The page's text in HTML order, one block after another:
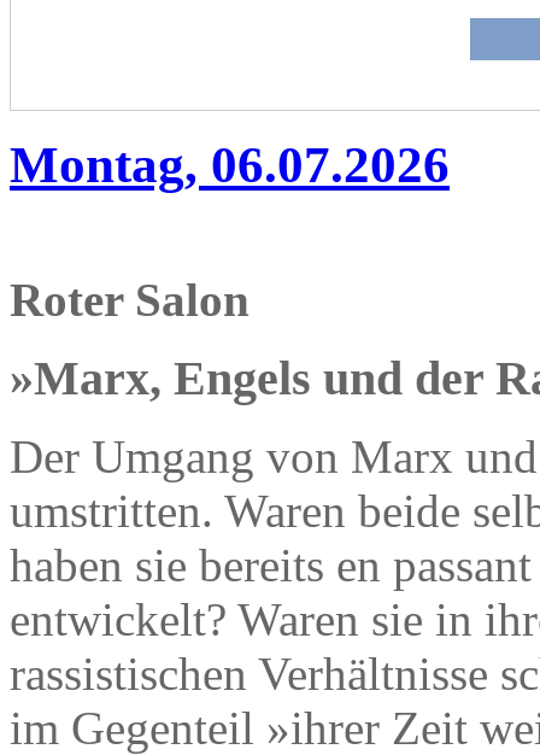
Montag, 06.07.2026
Roter Salon
»Marx, Engels und der
Der Umgang von Marx
umstritten. Waren beide
haben sie bereits en
entwickelt? Waren sie in
rassistischen Verhältnisse
im Gegenteil »ihrer Zeit